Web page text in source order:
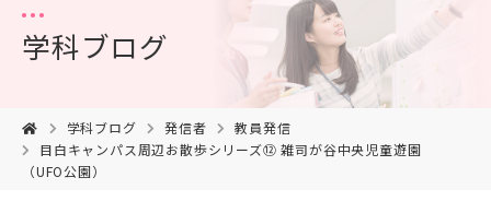
学科ブログ
学科ブログ 発信者
教員発信
目白キャンパス周辺お散歩シリーズ⑫ 雑司が谷中央児童遊園
（UFO公園）